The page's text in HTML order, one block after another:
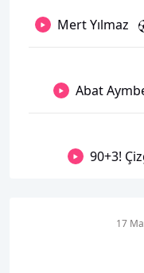
Mert Yılmaz
Abat
90+3!
17